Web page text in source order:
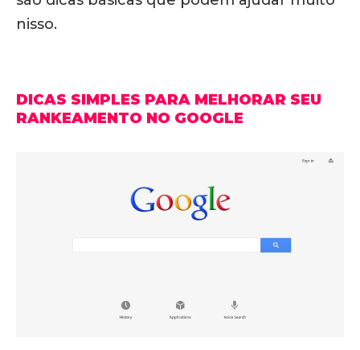
nisso.
DICAS SIMPLES PARA MELHORAR SEU
RANKEAMENTO NO GOOGLE